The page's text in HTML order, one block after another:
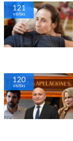
121
visitas
120
visitas